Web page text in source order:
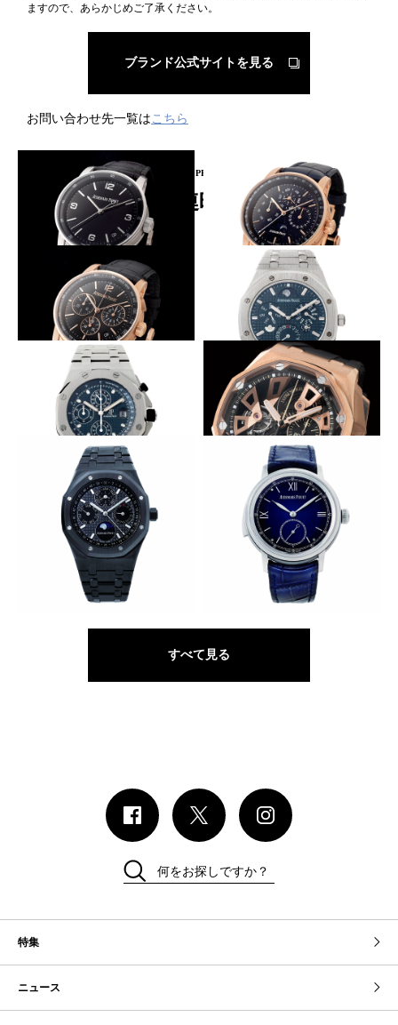
ますので、あらかじめご了承ください。
ブランド公式サイトを見る
お問い合わせ先一覧はこちら
PICKUP PRODUCT
関連時計
AUDEMARS PIGUET
CODE 11.59 バイ オーデマ ピ
ゲ オートマティック
文字盤煌めく複雑時計
AUDEMARS PIGUET
CODE 11.59 バイ オーデマ ピ
ゲ パーペチュアルカレンダー
一体型フライバック
AUDEMARS PIGUET
CODE 11.59 バイ オーデマ ピ
ゲ クロノグラフ
薄さの限界に挑む
AUDEMARS PIGUET
ロイヤル オーク RD♯2
初代オフショア復刻
AUDEMARS PIGUET
ロイヤル オーク オフショア ク
ロノグラフ
八角形ベゼルをオープンワーク
AUDEMARS PIGUET
ロイヤル オーク オフショア ト
ゥールビヨン・クロノグラフ
切削で得るシャープな造形
AUDEMARS PIGUET
ロイヤル オーク パーペチュア
ル カレンダー
朗々と鐘の音を響かせる
AUDEMARS PIGUET
ジュール オーデマ ミニッツリ
ピーター・スーパーソヌリ
すべて見る
特集
ニュース
何をお探しですか？